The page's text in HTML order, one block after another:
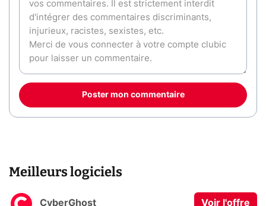
Poster mon commentaire
Meilleurs logiciels
CyberGhost Voir l'offre